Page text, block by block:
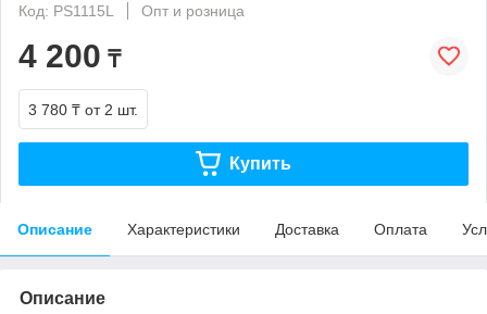
Код: PS1115L
Опт и розница
4 200 ₸
3 780 ₸ от 2 шт.
Купить
Описание Характеристики Доставка Оплата
Описание